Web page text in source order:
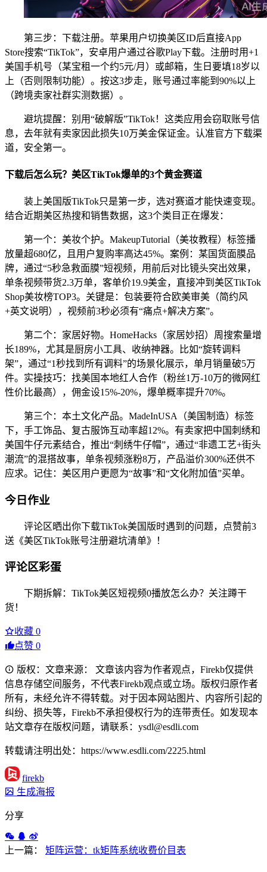
第三步：下载注册。苹果用户切换美区ID后直接App
Store搜索“TikTok”，安卓用户通过谷歌Play下载。注册时用+1
美国手机号（某宝租一个约5元/月）或邮箱，生日要填18岁以
上（否则限制功能）。按这3步走，账号通过率能到90%以上
（跨境卖家社群实测数据）。
避坑提醒：别用“破解版”TikTok！这类应用会窃取账号信
息，去年就有卖家因此损失10万美金保证金。认准官方下载渠
道，安全第一。
下载后怎么玩？美区TikTok爆单的3个黄金赛道
装上美国版TikTok只是第一步，选对赛道才能快速变现。
结合近期美区热搜和销售数据，这3个类目正在爆发：
第一个：美妆个护。MakeupTutorial（美妆教程）标签播
放量超680亿，且用户复购率高达45%。案例：某国货面膜品
牌，通过“5秒急救面膜”短视频，用前后对比镜头突出效果，
单条视频带货2.3万单，客单价19.9美金，直接冲到美区TikTok
Shop美妆榜TOP3。关键是：包装要符合欧美审美（简约风
+英文说明），视频前3秒必须有“痛点+解决方案”。
第二个：家居好物。HomeHacks（家居妙招）周搜索量增
长189%，尤其是厨房小工具、收纳神器。比如“旋转调料
架”，通过“1秒找到所有调料”的场景化展示，单月销量破5万
件。实操技巧：找美国本地红人合作（粉丝1万-10万的微网红
性价比最高），佣金设15%-20%，爆单概率提升70%。
第三个：本土文化产品。MadeInUSA（美国制造）标签
下，手工饰品、复古服饰互动率超12%。有卖家把中国刺绣和
美国牛仔元素结合，推出“刺绣牛仔帽”，通过“非遗工艺+街头
潮流”的混搭故事，单条视频涨粉8万，产品溢价300%还供不
应求。记住：美区用户更愿为“故事”和“文化附加值”买单。
今日作业
评论区晒出你下载TikTok美国版时遇到的问题，点赞前3
送《美区TikTok账号注册避坑清单》！
评论区彩蛋
下期拆解：TikTok美区短视频0播放怎么办？关注蹲干
货！
收藏 0
点赞 0
版权：文章来源： 文章该内容为作者观点，Firekb仅提供
信息存储空间服务，不代表Firekb观点或立场。版权归原作者
所有，未经允许不得转载。对于因本网站图片、内容所引起的
纠纷、损失等，Firekb不承担侵权行为的连带责任。如发现本
站文章存在版权问题，请联系：ysdl@esdli.com
转载请注明出处：https://www.esdli.com/2225.html
firekb
生成海报
分享
上一篇： 矩阵运营：tk矩阵系统收费价目表